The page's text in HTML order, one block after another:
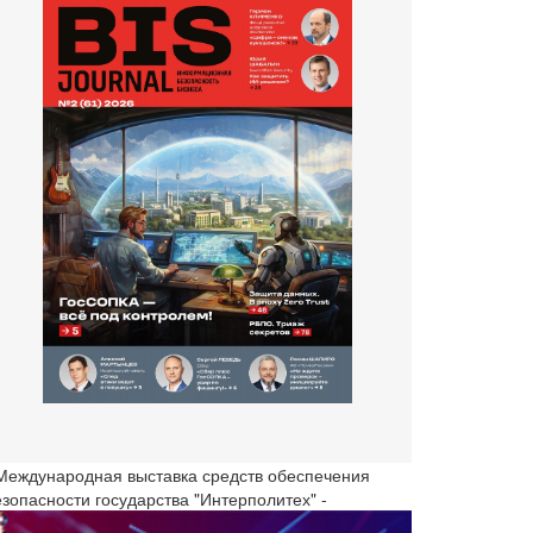
выставка средств обеспечения
государства "Интерполитех" -